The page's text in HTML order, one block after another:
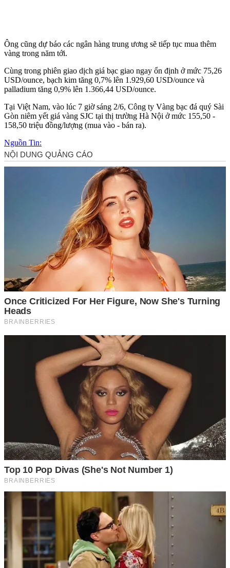
Ông cũng dự báo các ngân hàng trung ương sẽ tiếp tục mua thêm
vàng trong năm tới.
Cùng trong phiên giao dịch giá bạc giao ngay ổn định ở mức 75,26
USD/ounce, bạch kim tăng 0,7% lên 1.929,60 USD/ounce và
palladium tăng 0,9% lên 1.366,44 USD/ounce.
Tại Việt Nam, vào lúc 7 giờ sáng 2/6, Công ty Vàng bạc đá quý Sài
Gòn niêm yết giá vàng SJC tại thị trường Hà Nội ở mức 155,50 -
158,50 triệu đồng/lượng (mua vào - bán ra).
Nguồn Tin: